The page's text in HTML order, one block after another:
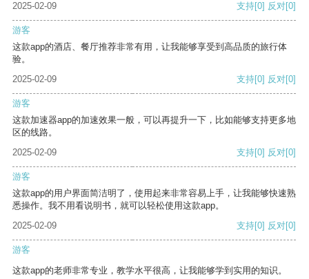
2025-02-09
支持[0] 反对[0]
游客
这款app的酒店、餐厅推荐非常有用，让我能够享受到高品质的旅行体
验。
2025-02-09
支持[0] 反对[0]
游客
这款加速器app的加速效果一般，可以再提升一下，比如能够支持更多地
区的线路。
2025-02-09
支持[0] 反对[0]
游客
这款app的用户界面简洁明了，使用起来非常容易上手，让我能够快速熟
悉操作。我不用看说明书，就可以轻松使用这款app。
2025-02-09
支持[0] 反对[0]
游客
这款app的老师非常专业，教学水平很高，让我能够学到实用的知识。